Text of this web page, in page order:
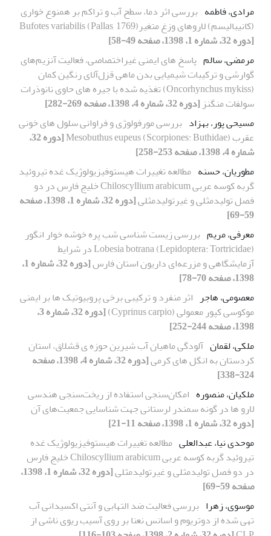
مرادی، فاطمه بررسی اثر دما، سطح آب و تراکم بر همنوع خواری
(کانیبالیسم) لاروهای وزغ متغیر(Pallas, 1769) Bufotes variabilis
[دوره 32، شماره 1، 1398، صفحه 49-58]
مرمضی، سالم پاسخ های ایمنی غیر‌اختصاصی، فعالیت آنزیم‌های
گوارشی و ترکیبات شیمیایی بدن ماهی قزل‌آلای رنگین کمان
(Oncorhynchus mykiss) تغذیه شده با جیره های حاوی نانوذرات
سولفات منگنز [دوره 32، شماره 4، 1398، صفحه 269-282]
مسیحی پور، بهزاد بررسی مورفولوژی و فراوانی سلول های خونی
عقرب Mesobuthus eupeus (Scorpiones: Buthidae)
[دوره 32،
شماره 4، 1398، صفحه 253-258]
مطوریان، حسنه مطالعه تغییرات هیستوفیزیولوژیک غده تیروئید
گربه کوسه عربی Chiloscyllium arabicum خلیج فارس در دو
فصل تولیدمثلی و غیرتولیدمثلی
[دوره 32، شماره 1، 1398، صفحه
59-69]
معرفی، مریم بررسی‌ زیست شناسی شب پره خوشه خوار انگور
Lobesia botrana (Lepidoptera: Tortricidae) در شرایط
آزمایشگاهی و مزرعه‌ای داریون استان فارس
[دوره 32، شماره 1،
1398، صفحه 70-78]
معصومی، هاجر اثر منفرد و ترکیبی برخی پروبیوتیک ها بر ایمنی
موکوسی کپور معمولی (Cyprinus carpio)
[دوره 32، شماره 3،
1398، صفحه 244-252]
ملکی، لقمان آلودگی ماهیان آب شیرین حوزه ی قشلاق، استان
کردستان به انگل های کرمی
[دوره 32، شماره 4، 1398، صفحه
324-338]
ملکیان، منصوره امکان‌سنجی استفاده از ریخت‌سنجی هندسی
لارو‌ ها در گونه سمندر لرستانی جهت شناسایی جمعیت‌های آن
[دوره 32، شماره 1، 1398، صفحه 11-21]
موحدی نیا، عبدالعلی مطالعه تغییرات هیستوفیزیولوژیک غده
تیروئید گربه کوسه عربی Chiloscyllium arabicum خلیج فارس
در دو فصل تولیدمثلی و غیرتولیدمثلی
[دوره 32، شماره 1، 1398،
صفحه 59-69]
موسوی، زهرا بررسی فعالیت ضد التهابی و آنتی اکسیدانی آب
تهی شده از دوتریوم و اسانس نعنا بر روی آسیب ریوی ناشی از